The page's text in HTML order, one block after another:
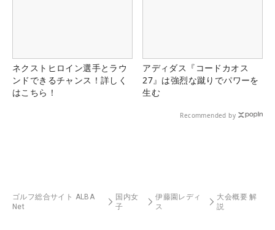
ネクストヒロイン選手とラウ
ンドできるチャンス！詳しく
はこちら！
アディダス『コードカオス
27』は強烈な蹴りでパワーを
生む
Recommended by
ゴルフ総合サイト ALBA
Net
国内女
子
伊藤園レディ
ス
大会概要 解
説